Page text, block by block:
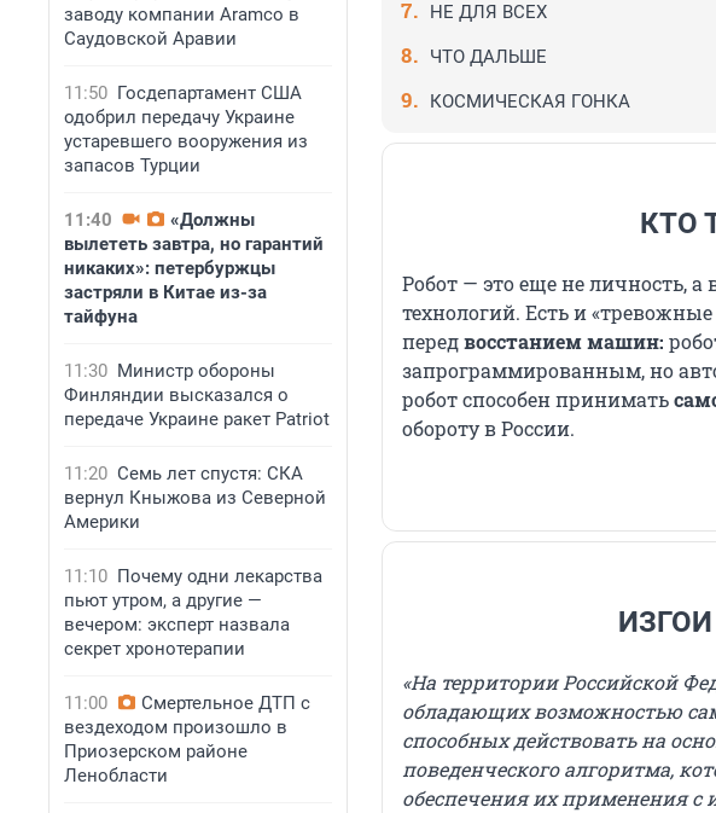
заводу компании Aramco в
Саудовской Аравии
11:50 Госдепартамент США
одобрил передачу Украине
устаревшего вооружения из
запасов Турции
11:40
«Должны
вылететь завтра, но гарантий
никаких»: петербуржцы
застряли в Китае из-за
тайфуна
11:30 Министр обороны
Финляндии высказался о
передаче Украине ракет Patriot
11:20 Семь лет спустя: СКА
вернул Кныжова из Северной
Америки
11:10 Почему одни лекарства
пьют утром, а другие —
вечером: эксперт назвала
секрет хронотерапии
11:00
Смертельное ДТП с
вездеходом произошло в
Приозерском районе
Ленобласти
НЕ ДЛЯ ВСЕХ
ЧТО ДАЛЬШЕ
КОСМИЧЕСКАЯ ГОНКА
КТО
Робот — это еще не личность,
технологий. Есть и
передвосстанием машин:
запрограммированным, но
робот способен принимать
обороту в России.
«На территории Российской
обладающих возможностью
способных действовать на
поведенческого алгоритма,
обеспечения их применения с